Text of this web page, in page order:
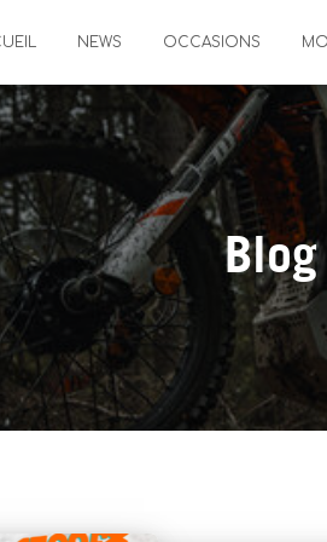
NEWS OCCASIONS
Blog